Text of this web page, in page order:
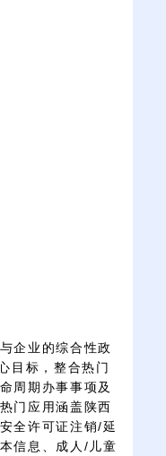
企业的综合性政
目标，整合热门
周期办事事项及
门应用涵盖陕西
全许可证注销/延
信息、成人/儿童